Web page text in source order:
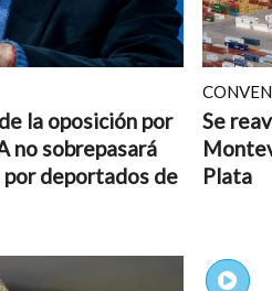
la oposición por
no sobrepasará
por deportados de
Se
Plata